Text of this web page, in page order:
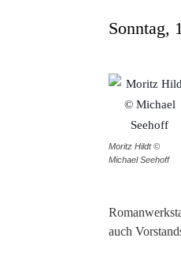
Sonntag,
Moritz Hildt ©
Michael Seehoff
auch